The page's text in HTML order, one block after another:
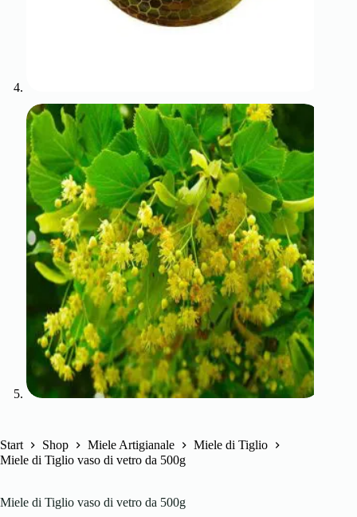
Start Shop Miele Artigianale
Miele di Tiglio
Miele di Tiglio vaso di vetro da 500g
Miele di Tiglio vaso di vetro da 500g